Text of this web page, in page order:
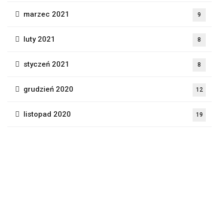
marzec 2021 9
luty 2021 8
styczeń 2021 8
grudzień 2020 12
listopad 2020 19